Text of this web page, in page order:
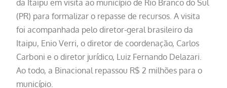
da Itaipu em visita ao município de Rio Branco do Sul
(PR) para formalizar o repasse de recursos. A visita
foi acompanhada pelo diretor-geral brasileiro da
Itaipu, Enio Verri, o diretor de coordenação, Carlos
Carboni e o diretor jurídico, Luiz Fernando Delazari.
Ao todo, a Binacional repassou R$ 2 milhões para o
município.